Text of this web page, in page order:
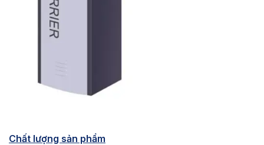
Chất lượng sản phẩm